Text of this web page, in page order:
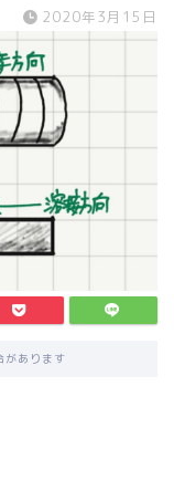
2020年3月15日
があります